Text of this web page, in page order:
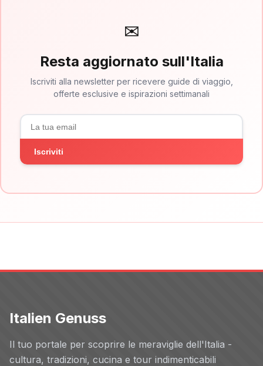
✉
Resta aggiornato sull'Italia
Iscriviti alla newsletter per ricevere guide di viaggio,
offerte esclusive e ispirazioni settimanali
Iscriviti
Italien Genuss
Il tuo portale per scoprire le meraviglie dell'Italia -
cultura, tradizioni, cucina e tour indimenticabili